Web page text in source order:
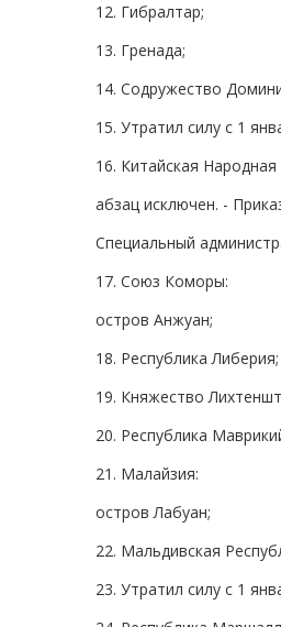
12. Гибралтар;
13. Гренада;
14. Содружество
15. Утратил силу с 1
16. Китайская Народная
абзац исключен. -
Специальный
17. Союз Коморы:
остров Анжуан;
18. Республика Либерия;
19. Княжество
20. Республика
21. Малайзия:
остров Лабуан;
22. Мальдивская
23. Утратил силу с 1